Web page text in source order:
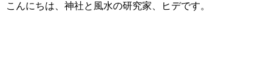
こんにちは、神社と風水の研究家、ヒデです。